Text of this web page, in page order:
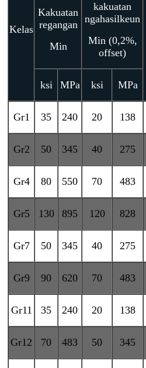
Kelas
Kakuatan
regangan
Min
kakuatan
ngahasilkeun
Min (0,2%,
offset)
ksi
MPa ksi MPa
Gr1 35 240 20 138
Gr2 50 345 40 275
Gr4 80 550 70 483
Gr5 130 895 120 828
Gr7 50 345 40 275
Gr9 90 620 70 483
Gr11 35 240 20 138
Gr12 70 483 50 345